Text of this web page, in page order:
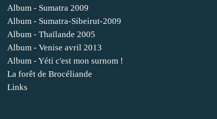
Album - Sumatra 2009
Album - Sumatra-Sibeirut-2009
Album - Thaïlande 2005
Album - Venise avril 2013
Album - Yéti c'est mon surnom !
La forêt de Brocéliande
Links